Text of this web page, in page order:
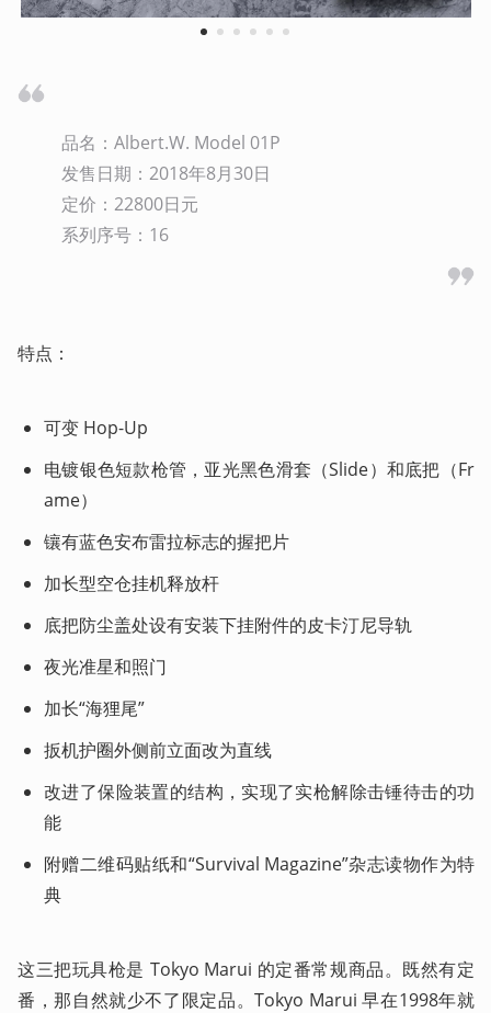
1 2 3 4 5 6
品名：Albert.W. Model 01P
发售日期：2018年8月30日
定价：22800日元
系列序号：16
特点：
可变 Hop-Up
电镀银色短款枪管，亚光黑色滑套（Slide）和底把（Fr
ame）
镶有蓝色安布雷拉标志的握把片
加长型空仓挂机释放杆
底把防尘盖处设有安装下挂附件的皮卡汀尼导轨
夜光准星和照门
加长“海狸尾”
扳机护圈外侧前立面改为直线
改进了保险装置的结构，实现了实枪解除击锤待击的功
能
附赠二维码贴纸和“Survival Magazine”杂志读物作为特
典
这三把玩具枪是 Tokyo Marui 的定番常规商品。既然有定
番，那自然就少不了限定品。Tokyo Marui 早在1998年就